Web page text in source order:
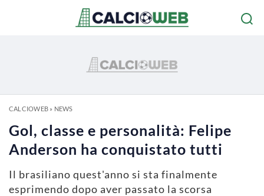
CALCIOWEB» NEWS
Gol, classe e personalità: Felipe
Anderson ha conquistato tutti
Il brasiliano quest'anno si sta finalmente
esprimendo dopo aver passato la scorsa